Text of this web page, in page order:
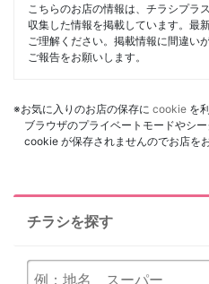
こちらのお店の情報は、チラシプラ
収集した情報を掲載しています。最
ご理解ください。掲載情報に間違い
ご報告をお願いします。
※お気に入りのお店の保存に cookie を
ブラウザのプライベートモードやシ
cookie が保存されませんのでお店を
チラシを探す